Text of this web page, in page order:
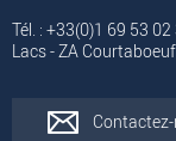
Tél. : +33(0)1 69 53
Lacs - ZA